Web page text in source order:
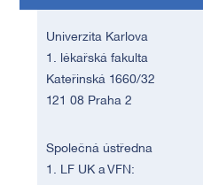
Univerzita Karlova
1. lékařská fakulta
Kateřinská 1660/32
121 08 Praha 2
Společná ústředna
1. LF UK a VFN: